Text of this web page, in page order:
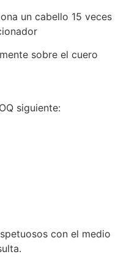
un cabello 15 veces
sobre el cuero
siguiente:
con el medio